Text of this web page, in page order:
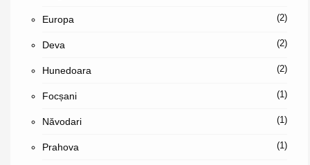
Europa (2)
Deva (2)
Hunedoara (2)
Focșani (1)
Năvodari (1)
Prahova (1)